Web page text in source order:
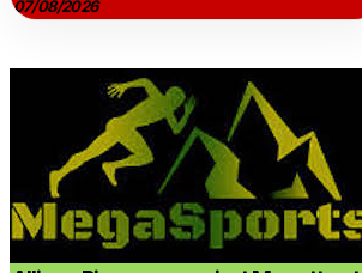
07/08/2026